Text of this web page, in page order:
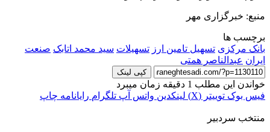
منبع: خبرگزاری مهر
برچسب ها
بانک مرکزی تسهیل تامین ارز تسهیلات سید محمد اتابک صنعت
ایران عبدالناصر همتی
کپی لینک
خواندن این مطلب 1 دقیقه زمان میبرد
فیس بوک توییتر (X) لینکدین واتس آپ تلگرام رایانامه چاپ
منتخب سردبیر